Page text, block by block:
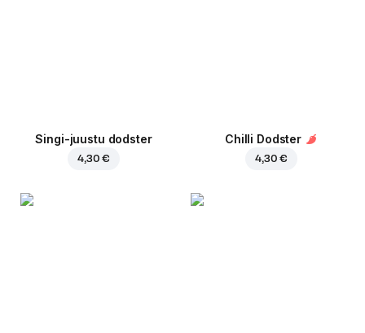
Singi-juustu dodster
4,30 €
Chilli Dodster
4,30 €